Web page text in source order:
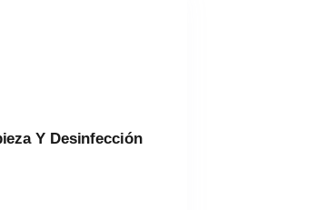
Y Desinfección